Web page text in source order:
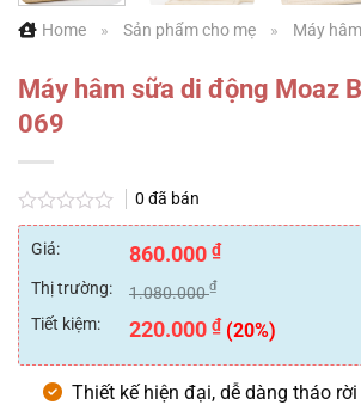
Home » Sản phẩm cho mẹ » Máy
Máy hâm sữa di động Moaz
069
Được
xếp
hạng
0
5
sao
0 đã bán
Giá: 860.000 ₫
Thị trường:
1.080.000₫
Tiết kiệm: 220.000 ₫ (20%)
Thiết kế hiện đại, dễ dàng tháo